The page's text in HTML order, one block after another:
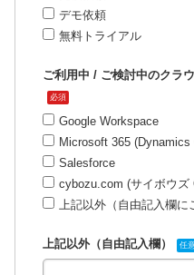
デモ依頼
無料トライアル
ご利用中 / ご検討中のクラ
必須
Google Workspace
Microsoft 365 (Dynamics
Salesforce
cybozu.com (サイボウ
上記以外（自由記入欄に
上記以外（自由記入欄） 任